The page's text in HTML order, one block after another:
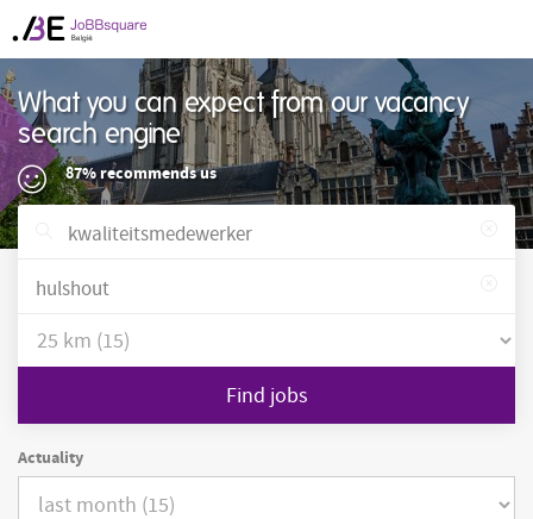
What you can expect from our vacancy
search engine
87% recommends us
Find jobs
Actuality